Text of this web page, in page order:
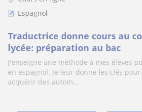
Espagnol
Traductrice donne cours au
lycée: préparation au bac
J'enseigne une méthode à mes élèves
en espagnol. Je leur donne les clés
acquérir des autom...